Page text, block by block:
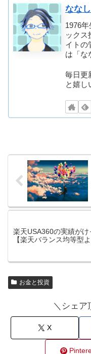
ななし
1976
ックス
イトの
は「な
毎日更
と嬉し
楽天USA360の実績がけ
【楽天バランス均等型
お金と投資
＼シェア
X